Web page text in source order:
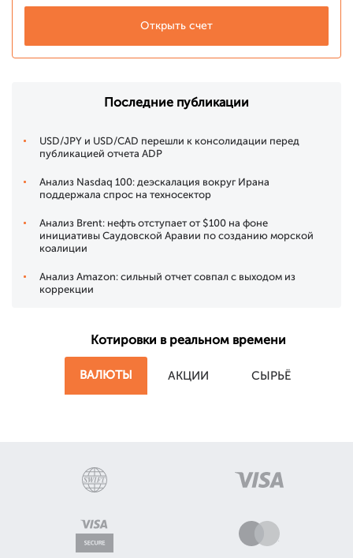
Открыть счет
Последние публикации
USD/JPY и USD/CAD перешли к консолидации перед
публикацией отчета ADP
Анализ Nasdaq 100: деэскалация вокруг Ирана
поддержала спрос на техносектор
Анализ Brent: нефть отступает от $100 на фоне
инициативы Саудовской Аравии по созданию морской
коалиции
Анализ Amazon: сильный отчет совпал с выходом из
коррекции
Котировки в реальном времени
ВАЛЮТЫ АКЦИИ СЫРЬЁ